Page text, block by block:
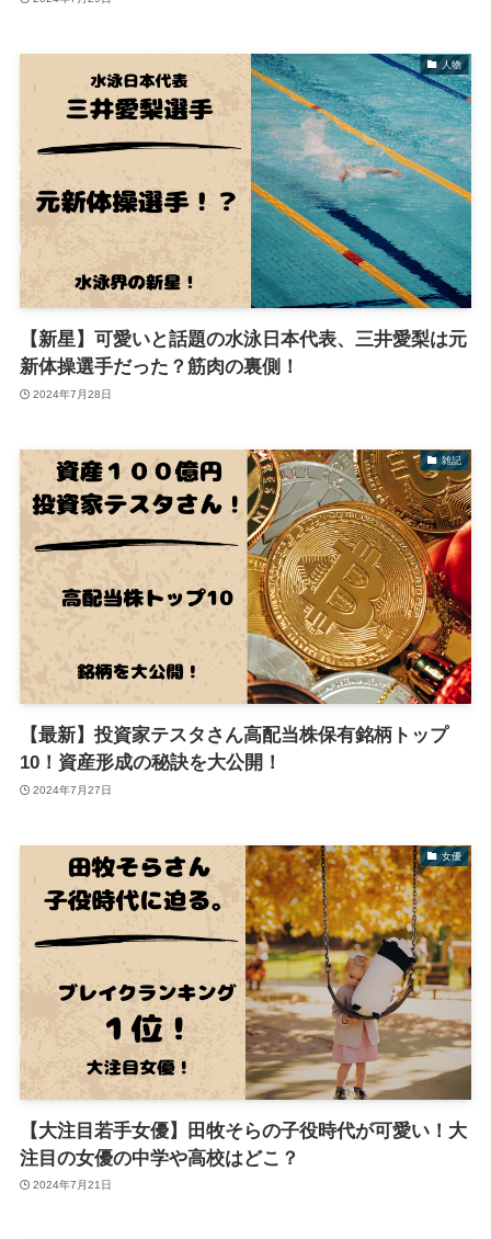
人物
【新星】可愛いと話題の水泳日本代表、三井愛梨は元
新体操選手だった？筋肉の裏側！
2024年7月28日
雑記
【最新】投資家テスタさん高配当株保有銘柄トップ
10！資産形成の秘訣を大公開！
2024年7月27日
女優
【大注目若手女優】田牧そらの子役時代が可愛い！大
注目の女優の中学や高校はどこ？
2024年7月21日